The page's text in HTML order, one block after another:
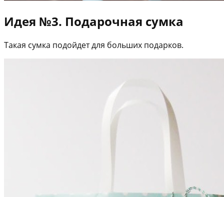
Идея №3. Подарочная сумка
Такая сумка подойдет для больших подарков.